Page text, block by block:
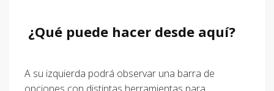
¿Qué puede hacer desde aquí?
A su izquierda podrá observar una barra de